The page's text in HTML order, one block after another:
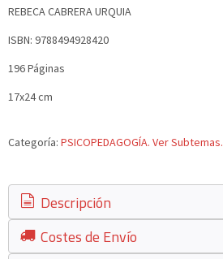
REBECA CABRERA URQUIA
ISBN: 9788494928420
196 Páginas
17x24 cm
Categoría: PSICOPEDAGOGÍA. Ver Subtemas.
Descripción
Costes de Envío